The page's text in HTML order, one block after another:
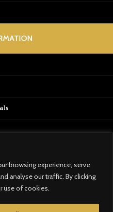
browsing experience, serve
analyse our traffic. By clicking
use of cookies.